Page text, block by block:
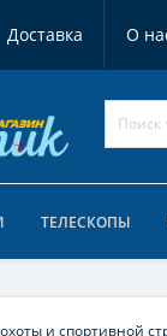
Доставка О
ТЕЛЕСКОПЫ
и спортивной